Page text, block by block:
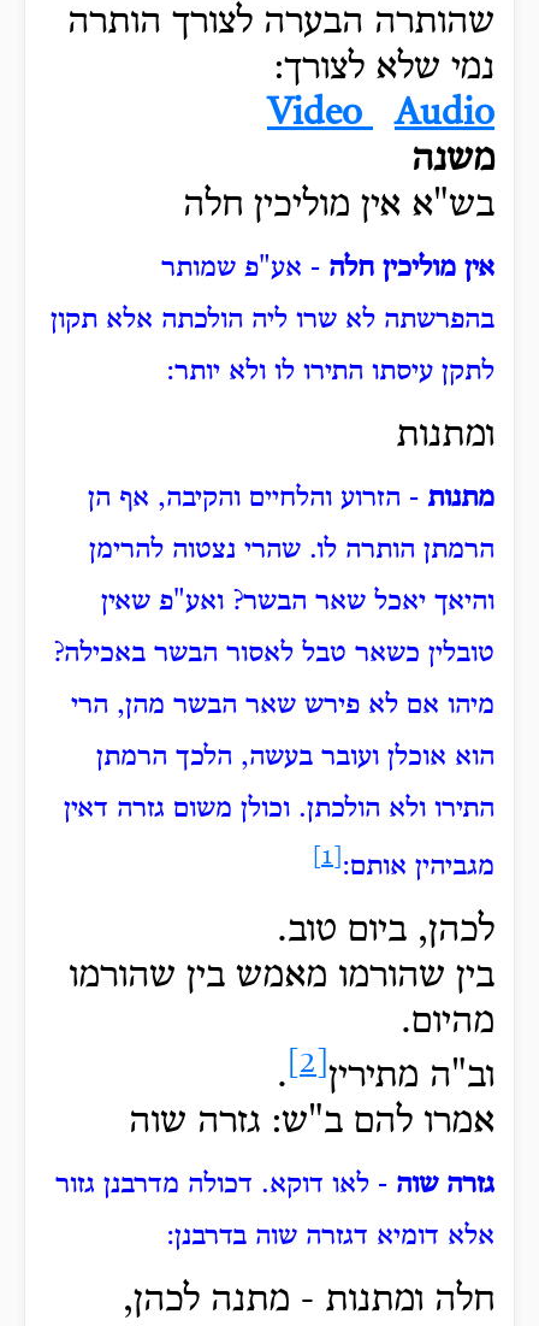
שהותרה הבערה לצורך הותרה
נמי שלא לצורך:
Video
Audio
משנה
בש"א אין מוליכין חלה
אין מוליכין חלה - אע"פ שמותר
בהפרשתה לא שרו ליה הולכתה אלא תקון
לתקן עיסתו התירו לו ולא יותר:
ומתנות
מתנות - הזרוע והלחיים והקיבה, אף הן
הרמתן הותרה לו. שהרי נצטוה להרימן
והיאך יאכל שאר הבשר? ואע"פ שאין
טובלין כשאר טבל לאסור הבשר באכילה?
מיהו אם לא פירש שאר הבשר מהן, הרי
הוא אוכלן ועובר בעשה, הלכך הרמתן
התירו ולא הולכתן. וכולן משום גזרה דאין
מגביהין אותם:
לכהן, ביום טוב.
בין שהורמו מאמש בין שהורמו
מהיום.
וב"ה מתירין
.
אמרו להם ב"ש: גזרה שוה
גזרה שוה - לאו דוקא. דכולה מדרבנן גזור
אלא דומיא דגזרה שוה בדרבנן:
חלה ומתנות - מתנה לכהן,